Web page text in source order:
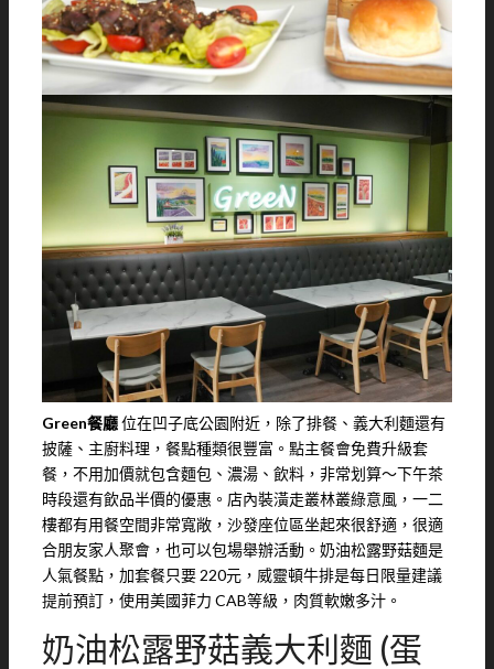
Green餐廳位在凹子底公園附近，除了排餐、義大利麵還有
披薩、主廚料理，餐點種類很豐富。點主餐會免費升級套
餐，不用加價就包含麵包、濃湯、飲料，非常划算～下午茶
時段還有飲品半價的優惠。店內裝潢走叢林叢綠意風，一二
樓都有用餐空間非常寬敞，沙發座位區坐起來很舒適，很適
合朋友家人聚會，也可以包場舉辦活動。奶油松露野菇麵是
人氣餐點，加套餐只要 220元，威靈頓牛排是每日限量建議
提前預訂，使用美國菲力 CAB等級，肉質軟嫩多汁。
奶油松露野菇義大利麵 (蛋